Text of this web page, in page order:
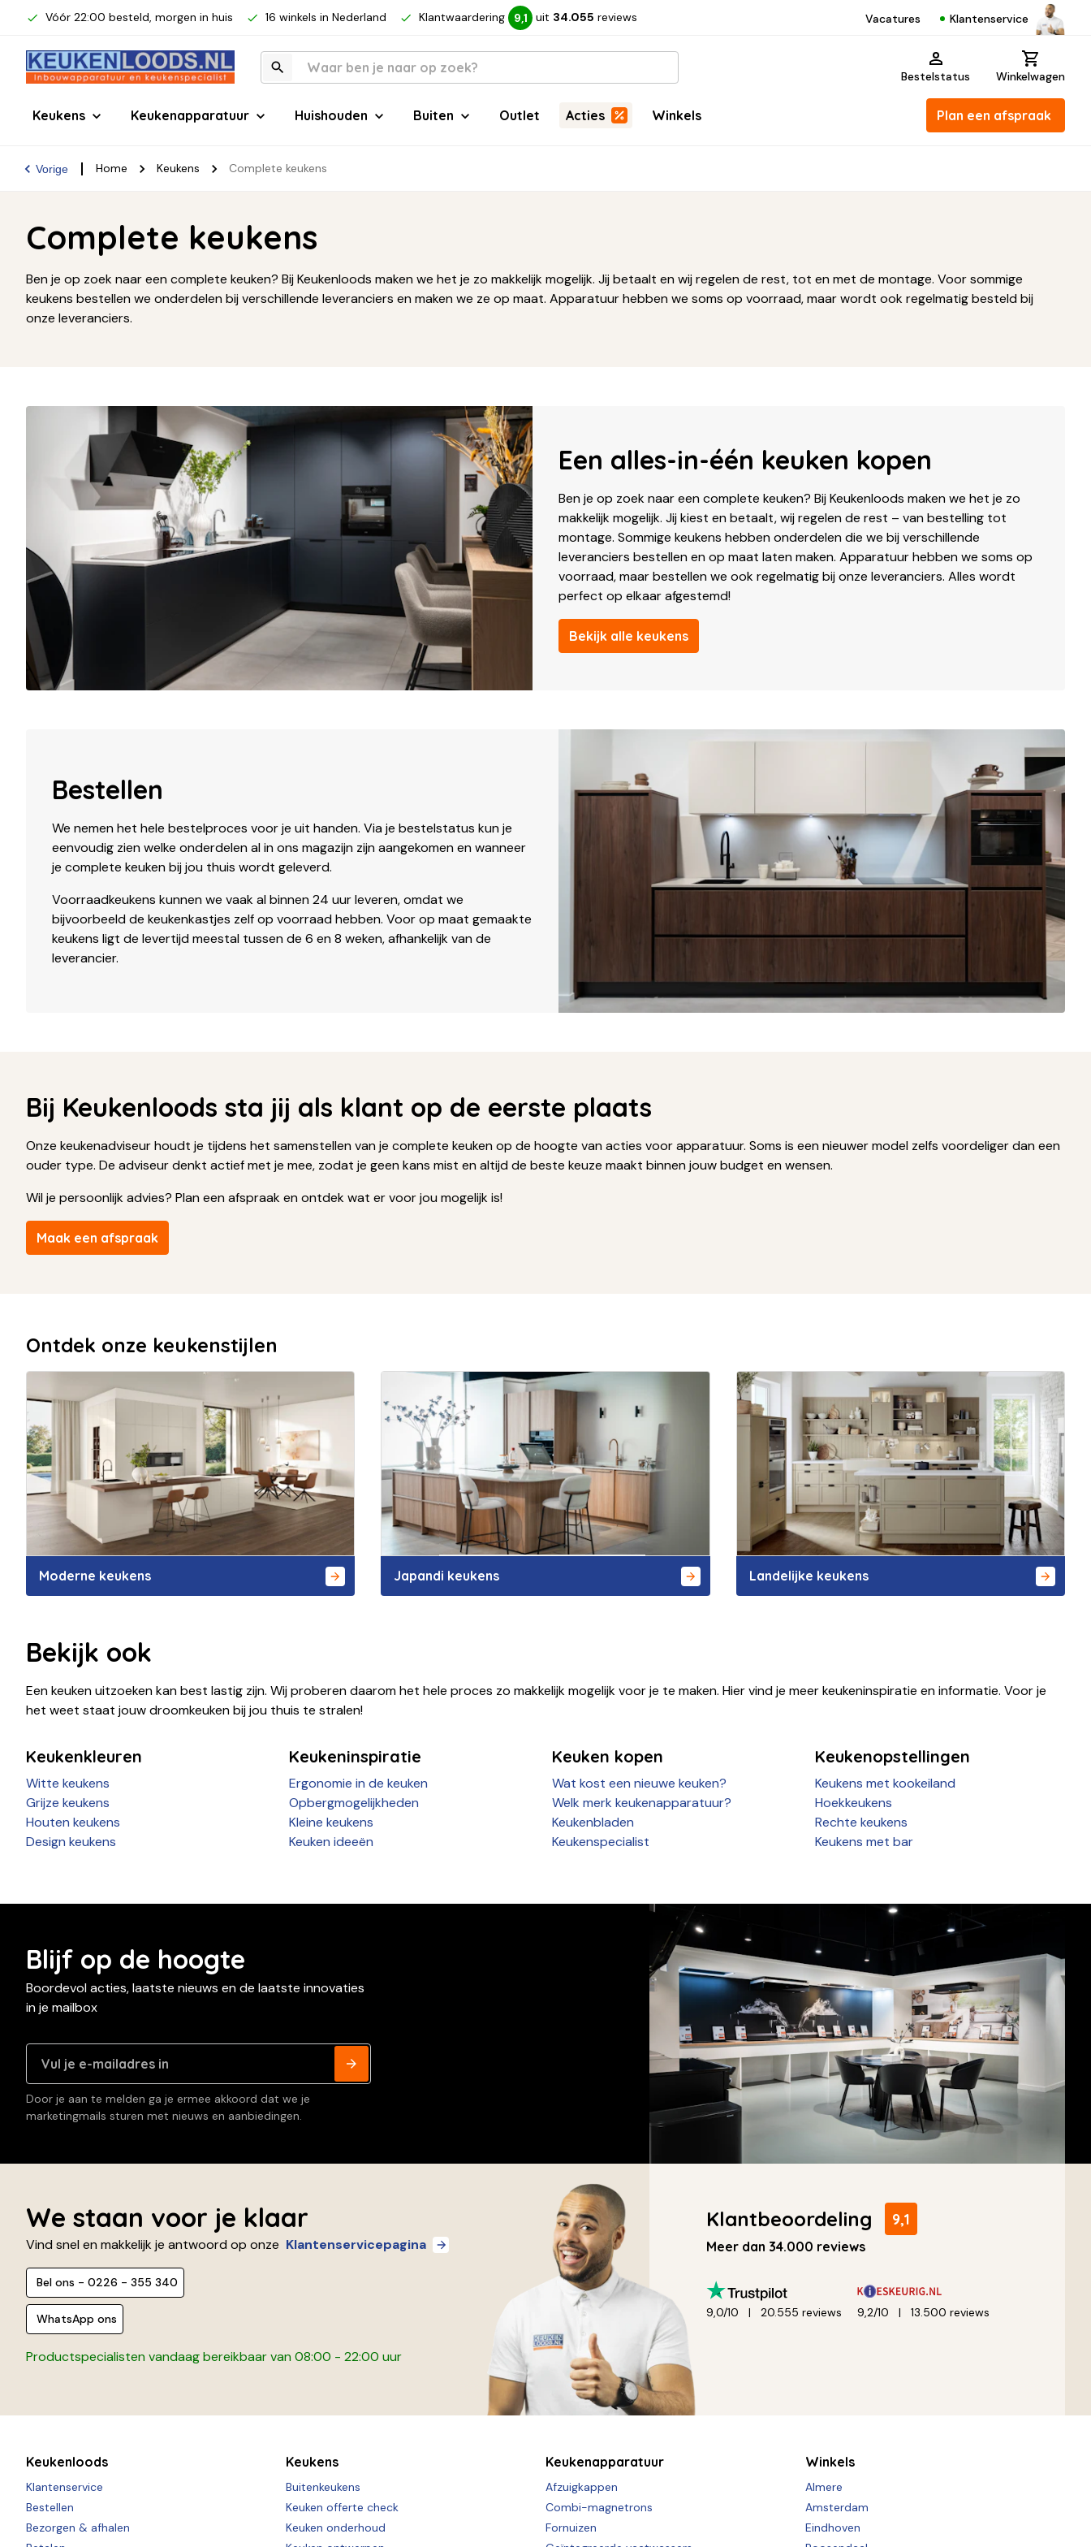
Vóór 22:00 besteld, morgen in huis 16 winkels in Nederland Klantwaardering 9,1 uit 34.055 reviews Vacatures Klantenservice
Bestelstatus Winkelwagen
Keukens Keukenapparatuur Huishouden Buiten Outlet Acties Winkels Plan een afspraak
Vorige Home Keukens Complete keukens
Complete keukens
Ben je op zoek naar een complete keuken? Bij Keukenloods maken we het je zo makkelijk mogelijk. Jij betaalt en wij regelen de rest, tot en met de montage. Voor sommige
keukens bestellen we onderdelen bij verschillende leveranciers en maken we ze op maat. Apparatuur hebben we soms op voorraad, maar wordt ook regelmatig besteld bij
onze leveranciers.
Een alles-in-één keuken kopen
Ben je op zoek naar een complete keuken? Bij Keukenloods maken we het je zo
makkelijk mogelijk. Jij kiest en betaalt, wij regelen de rest – van bestelling tot
montage. Sommige keukens hebben onderdelen die we bij verschillende
leveranciers bestellen en op maat laten maken. Apparatuur hebben we soms op
voorraad, maar bestellen we ook regelmatig bij onze leveranciers. Alles wordt
perfect op elkaar afgestemd!
Bekijk alle keukens
Bestellen
We nemen het hele bestelproces voor je uit handen. Via je bestelstatus kun je
eenvoudig zien welke onderdelen al in ons magazijn zijn aangekomen en wanneer
je complete keuken bij jou thuis wordt geleverd.
Voorraadkeukens kunnen we vaak al binnen 24 uur leveren, omdat we
bijvoorbeeld de keukenkastjes zelf op voorraad hebben. Voor op maat gemaakte
keukens ligt de levertijd meestal tussen de 6 en 8 weken, afhankelijk van de
leverancier.
Bij Keukenloods sta jij als klant op de eerste plaats
Onze keukenadviseur houdt je tijdens het samenstellen van je complete keuken op de hoogte van acties voor apparatuur. Soms is een nieuwer model zelfs voordeliger dan een
ouder type. De adviseur denkt actief met je mee, zodat je geen kans mist en altijd de beste keuze maakt binnen jouw budget en wensen.
Wil je persoonlijk advies? Plan een afspraak en ontdek wat er voor jou mogelijk is!
Maak een afspraak
Ontdek onze keukenstijlen
Moderne keukens Japandi keukens Landelijke keukens
Bekijk ook
Een keuken uitzoeken kan best lastig zijn. Wij proberen daarom het hele proces zo makkelijk mogelijk voor je te maken. Hier vind je meer keukeninspiratie en informatie. Voor je
het weet staat jouw droomkeuken bij jou thuis te stralen!
Keukenkleuren
Witte keukens
Grijze keukens
Houten keukens
Design keukens
Keukeninspiratie
Ergonomie in de keuken
Opbergmogelijkheden
Kleine keukens
Keuken ideeën
Keuken kopen
Wat kost een nieuwe keuken?
Welk merk keukenapparatuur?
Keukenbladen
Keukenspecialist
Keukenopstellingen
Keukens met kookeiland
Hoekkeukens
Rechte keukens
Keukens met bar
Blijf op de hoogte
Boordevol acties, laatste nieuws en de laatste innovaties
in je mailbox
Door je aan te melden ga je ermee akkoord dat we je
marketingmails sturen met nieuws en aanbiedingen.
We staan voor je klaar
Vind snel en makkelijk je antwoord op onze Klantenservicepagina
Bel ons - 0226 - 355 340
WhatsApp ons
Productspecialisten vandaag bereikbaar van 08:00 - 22:00 uur
Klantbeoordeling 9,1
Meer dan 34.000 reviews
9,0/10 20.555 reviews 9,2/10 13.500 reviews
Keukenloods
Klantenservice
Bestellen
Bezorgen & afhalen
Keukens
Buitenkeukens
Keuken offerte check
Keuken onderhoud
Keukenapparatuur
Afzuigkappen
Combi-magnetrons
Fornuizen
Winkels
Almere
Amsterdam
Eindhoven